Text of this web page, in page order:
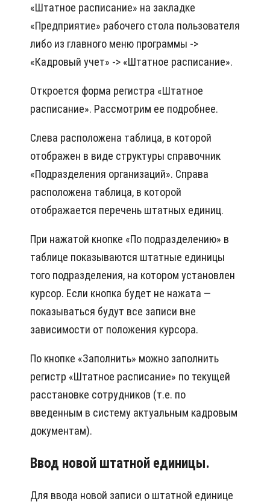
«Штатное расписание» на закладке
«Предприятие» рабочего стола пользователя
либо из главного меню программы ->
«Кадровый учет» -> «Штатное расписание».
Откроется форма регистра «Штатное
расписание». Рассмотрим ее подробнее.
Слева расположена таблица, в которой
отображен в виде структуры справочник
«Подразделения организаций». Справа
расположена таблица, в которой
отображается перечень штатных единиц.
При нажатой кнопке «По подразделению» в
таблице показываются штатные единицы
того подразделения, на котором установлен
курсор. Если кнопка будет не нажата —
показываться будут все записи вне
зависимости от положения курсора.
По кнопке «Заполнить» можно заполнить
регистр «Штатное расписание» по текущей
расстановке сотрудников (т.е. по
введенным в систему актуальным кадровым
документам).
Ввод новой штатной единицы.
Для ввода новой записи о штатной единице